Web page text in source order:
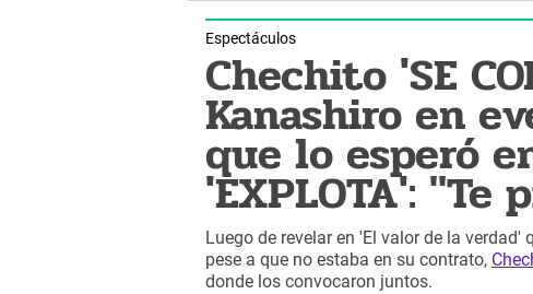
Espectáculos
Chechito 'SE
Kanashiro en
que lo esperó
'EXPLOTA': "Te
Luego de revelar en 'El valor de la
pese a que no estaba en su contrato,
donde los convocaron juntos.